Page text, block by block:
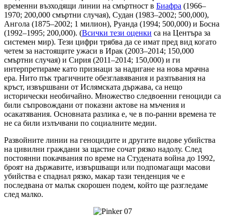
временни възходящи линии на смъртност в Биафра (1966–
1970; 200,000 смъртни случая), Судан (1983–2002; 500,000),
Ангола (1875–2002; 1 милион), Руанда (1994; 500,000) и Босна
(1992–1995; 200,000). (Всички тези оценки са на Центъра за
системен мир). Тези цифри трябва да се имат пред вид когато
четем за настоящите ужаси в Ирак (2003–2014; 150,000
смъртни случая) и Сирия (2011–2014; 150,000) и ги
интерпретираме като признаци за надигане на нова мрачна
ера. Нито пък трагичните обезглавявания и разпъвания на
кръст, извършвани от Ислямската държава, са нещо
исторически необичайно. Множество следвоенни геноциди са
били съпровождани от показни актове на мъчения и
осакатявания. Основната разлика е, че в по-ранни времена те
не са били излъчвани по социалните медии.
Развойните линии на геноцидите и другите видове убийства
на цивилни граждани за щастие сочат рязко надолу. След
постоянни покачвания по време на Студената война до 1992,
броят на държавите, извършващи или подпомагащи масови
убийства е спаднал рязко, макар тази тенденция че е
последвана от малък скорошен подем, който ще разгледаме
след малко.